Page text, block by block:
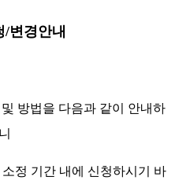
/변경안내
방법을 다음과 같이 안내하
정 기간 내에 신청하시기 바